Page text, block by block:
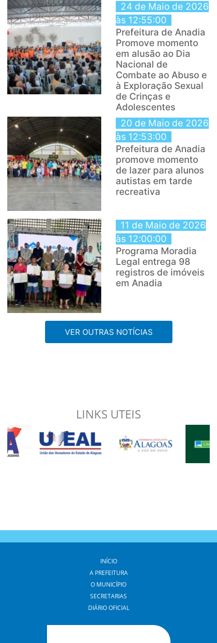
24 de Maio de 2026
às 12:55:00
Prefeitura de Anadia
Promove momento
em alusão ao Dia
Nacional de
Combate ao Abuso e
à Exploração Sexual
de Crinças e
Adolescentes
20 de Maio de 2026
às 12:53:00
Prefeitura de Anadia
promove momento
de lazer para alunos
autistas em tarde
recreativa
11 de Maio de 2026
às 12:00:00
Programa Moradia
Legal entrega 98
registros de imóveis
em Anadia
VER OUTRAS NOTÍCIAS
LINKS UTEIS
INÍCIO
A PREFEITURA
O MUNICÍPIO
SECRETARIAS
DIÁRIO OFICIAL